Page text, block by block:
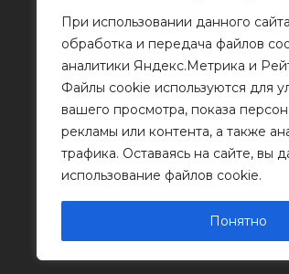
При использовании данного
обработка и передача файлов
аналитики Яндекс.Метрика и
Файлы cookie используются для
вашего просмотра, показа
рекламы или контента, а также
трафика. Оставаясь на сайте, вы
использование файлов cookie.
Понятно
Рязанское
390023, г. Рязань, ул.
Телефон: 8 (4912) 46-34-04
Информационные
для размещения на сайте
© 2011 - 2026 Копирование